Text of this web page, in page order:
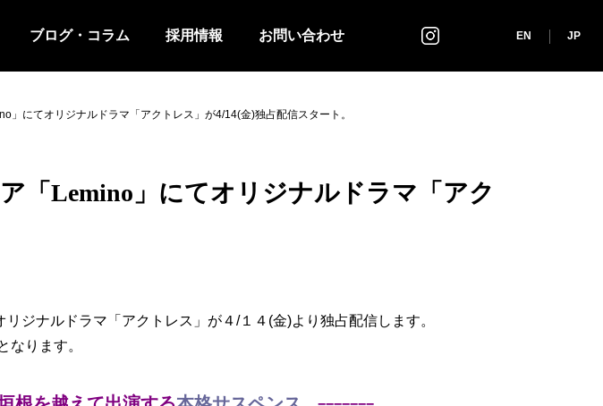
ブログ・コラム 採用情報 お問い合わせ インスタグラム EN JP
」にてオリジナルドラマ「アクトレス」が4/14(金)独占配信スタート。
「Lemino」にてオリジナルドラマ「アク
ジナルドラマ「アクトレス」が４/１４(金)より独占配信します。
なります。